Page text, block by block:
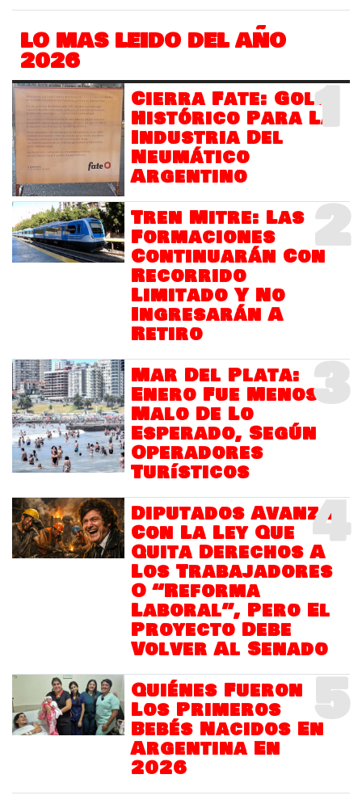
LO MAS LEIDO DEL AÑO
2026
1
Cierra Fate: Golpe
Histórico Para La
Industria Del
Neumático
Argentino
2
Tren Mitre: Las
Formaciones
Continuarán Con
Recorrido
Limitado Y No
Ingresarán A
Retiro
3
Mar Del Plata:
Enero Fue Menos
Malo De Lo
Esperado, Según
Operadores
Turísticos
4
Diputados Avanza
Con La Ley Que
Quita Derechos A
Los Trabajadores
O “Reforma
Laboral”, Pero El
Proyecto Debe
Volver Al Senado
5
Quiénes Fueron
Los Primeros
Bebés Nacidos En
Argentina En
2026